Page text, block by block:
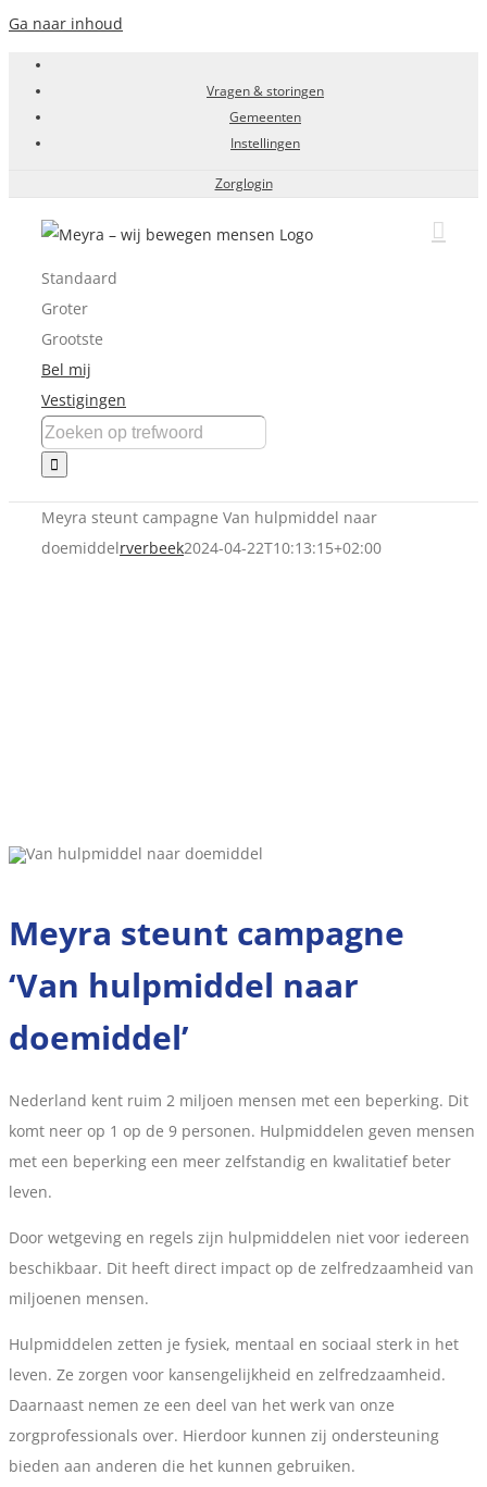
Ga naar inhoud
Vragen & storingen
Gemeenten
Instellingen
Zorglogin
Standaard
Groter
Grootste
Bel mij
Vestigingen
Meyra steunt campagne Van hulpmiddel naar
doemiddelrverbeek2024-04-22T10:13:15+02:00
Meyra steunt campagne
‘Van hulpmiddel naar
doemiddel’
Nederland kent ruim 2 miljoen mensen met een beperking. Dit
komt neer op 1 op de 9 personen. Hulpmiddelen geven mensen
met een beperking een meer zelfstandig en kwalitatief beter
leven.
Door wetgeving en regels zijn hulpmiddelen niet voor iedereen
beschikbaar. Dit heeft direct impact op de zelfredzaamheid van
miljoenen mensen.
Hulpmiddelen zetten je fysiek, mentaal en sociaal sterk in het
leven. Ze zorgen voor kansengelijkheid en zelfredzaamheid.
Daarnaast nemen ze een deel van het werk van onze
zorgprofessionals over. Hierdoor kunnen zij ondersteuning
bieden aan anderen die het kunnen gebruiken.